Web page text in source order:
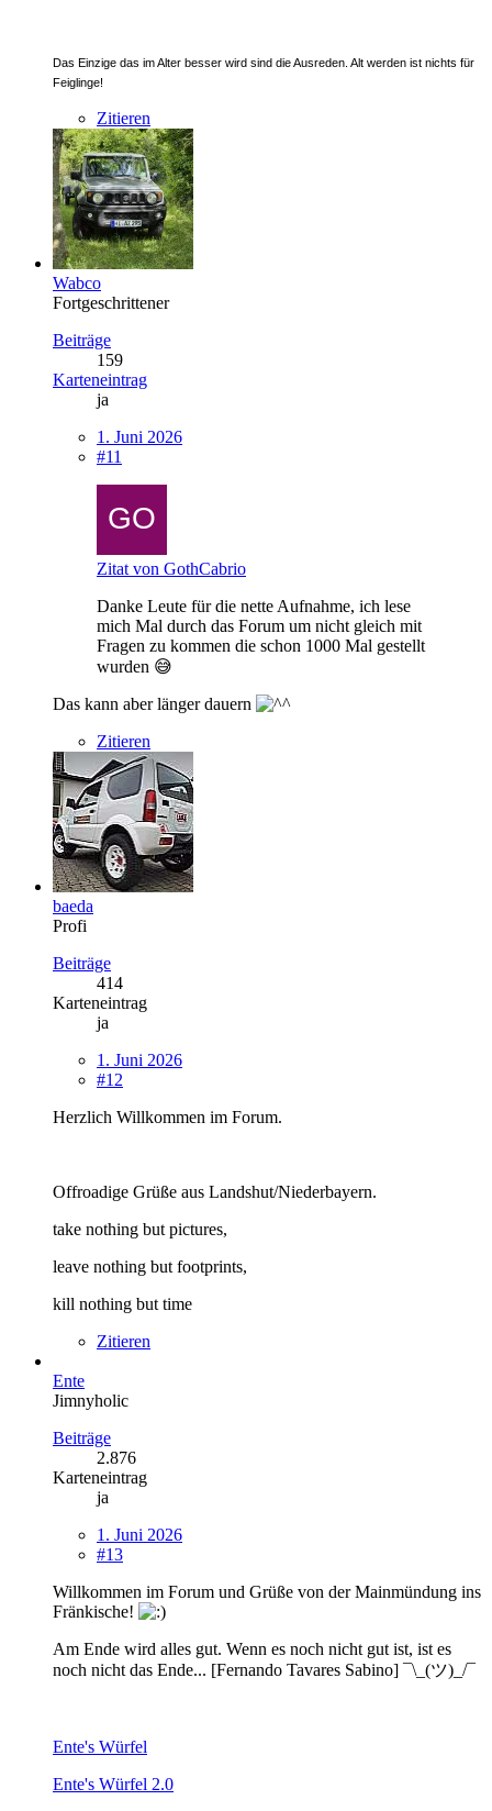
Das Einzige das im Alter besser wird sind die Ausreden. Alt werden ist nichts für
Feiglinge!
Zitieren
Wabco
Fortgeschrittener
Beiträge
159
Karteneintrag
ja
1. Juni 2026
#11
Zitat von GothCabrio
Danke Leute für die nette Aufnahme, ich lese
mich Mal durch das Forum um nicht gleich mit
Fragen zu kommen die schon 1000 Mal gestellt
wurden 😅
Das kann aber länger dauern
Zitieren
baeda
Profi
Beiträge
414
Karteneintrag
ja
1. Juni 2026
#12
Herzlich Willkommen im Forum.
Offroadige Grüße aus Landshut/Niederbayern.
take nothing but pictures,
leave nothing but footprints,
kill nothing but time
Zitieren
Ente
Jimnyholic
Beiträge
2.876
Karteneintrag
ja
1. Juni 2026
#13
Willkommen im Forum und Grüße von der Mainmündung ins
Fränkische!
Am Ende wird alles gut. Wenn es noch nicht gut ist, ist es
noch nicht das Ende... [Fernando Tavares Sabino] ¯\_(ツ)_/¯
Ente's Würfel
Ente's Würfel 2.0